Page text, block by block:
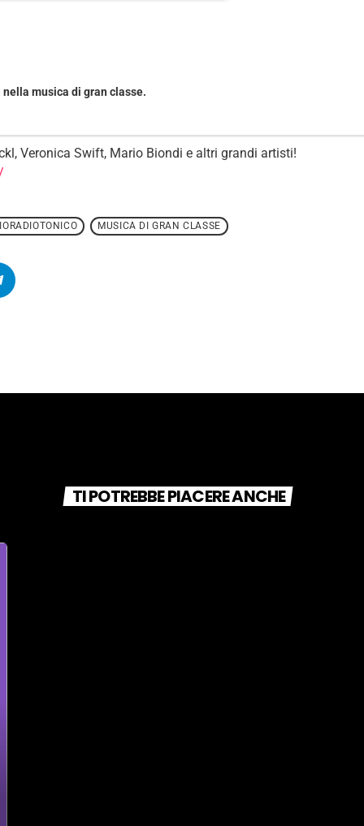
musica di gran classe.
Veronica Swift, Mario Biondi e altri grandi artisti!
MUSICA DI GRAN CLASSE
TI POTREBBE PIACERE ANCHE
MAGGIO